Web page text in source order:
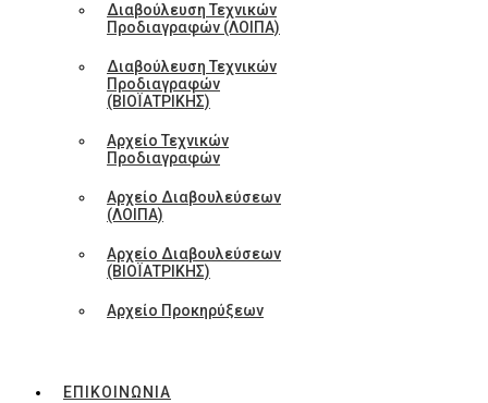
Διαβούλευση Τεχνικών
Προδιαγραφών (ΛΟΙΠΑ)
Διαβούλευση Τεχνικών
Προδιαγραφών
(ΒΙΟΪΑΤΡΙΚΗΣ)
Αρχείο Τεχνικών
Προδιαγραφών
Αρχείο Διαβουλεύσεων
(ΛΟΙΠΑ)
Αρχείο Διαβουλεύσεων
(ΒΙΟΪΑΤΡΙΚΗΣ)
Αρχείο Προκηρύξεων
ΕΠΙΚΟΙΝΩΝΙΑ